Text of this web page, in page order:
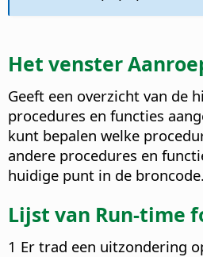
Het venster
Geeft een overzicht van de
procedures en functies
kunt bepalen welke
andere procedures en
huidige punt in de broncode.
Lijst van Run-time
1 Er trad een uitzondering